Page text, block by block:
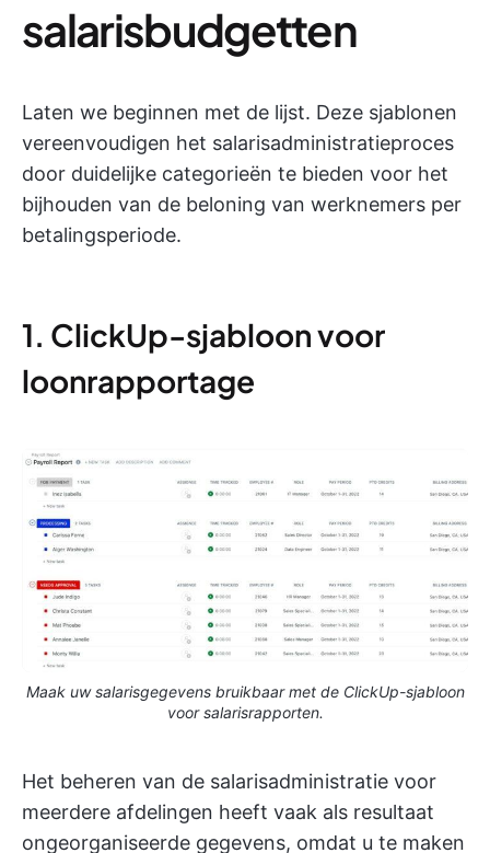
salarisbudgetten
Laten we beginnen met de lijst. Deze sjablonen
vereenvoudigen het salarisadministratieproces
door duidelijke categorieën te bieden voor het
bijhouden van de beloning van werknemers per
betalingsperiode.
1. ClickUp-sjabloon voor
loonrapportage
Maak uw salarisgegevens bruikbaar met de ClickUp-sjabloon
voor salarisrapporten.
Het beheren van de salarisadministratie voor
meerdere afdelingen heeft vaak als resultaat
ongeorganiseerde gegevens, omdat u te maken